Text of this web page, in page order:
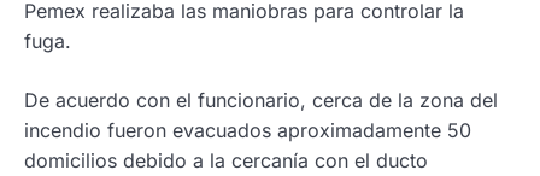
Pemex realizaba las maniobras para controlar la
fuga.
De acuerdo con el funcionario, cerca de la zona del
incendio fueron evacuados aproximadamente 50
domicilios debido a la cercanía con el ducto